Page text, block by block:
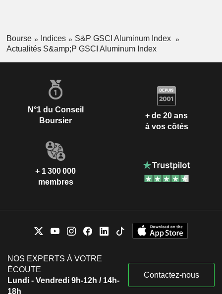
Bourse Indices
S&P GSCI Aluminum Index
Actualités S&amp;P GSCI Aluminum Index
N°1 du Conseil
Boursier
+ de 20 ans
à vos côtés
+ 1 300 000
membres
NOS EXPERTS À VOTRE
ÉCOUTE
Lundi - Vendredi 9h-12h / 14h-
18h
Contactez-nous